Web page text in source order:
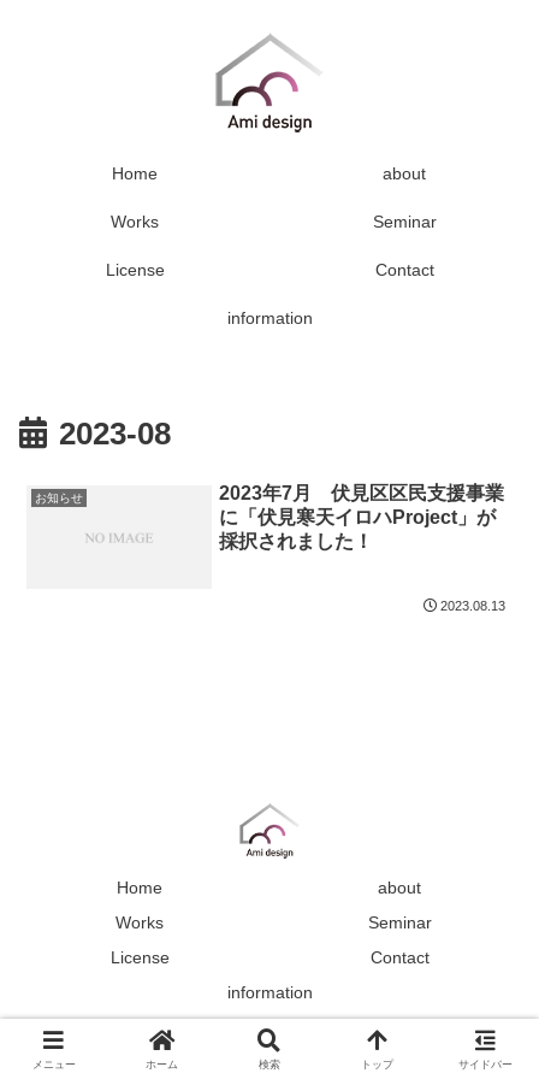
Home about
Works Seminar
License Contact
information
2023-08
お知らせ
2023年7月 伏見区区民支援事業
に「伏見寒天イロハProject」が
採択されました！
2023.08.13
Home
about
Works
Seminar
License
Contact
information
Copyright © 2021 Ami design All Rights Reserved.
メニュー ホーム 検索 トップ サイドバー